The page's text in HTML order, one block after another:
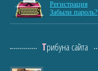
Регистрация
Забыли пароль?
Трибуна сайта